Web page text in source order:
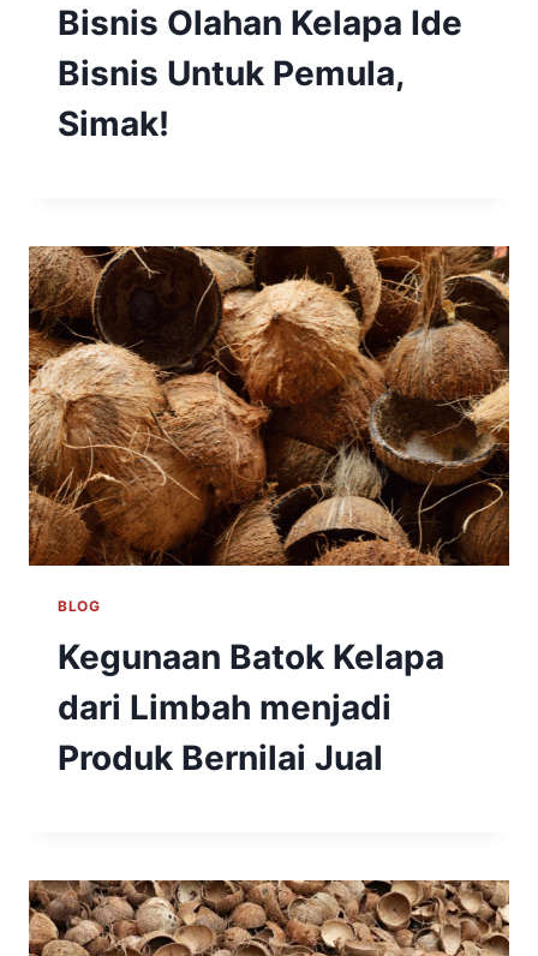
Bisnis Olahan Kelapa Ide
Bisnis Untuk Pemula,
Simak!
BLOG
Kegunaan Batok Kelapa
dari Limbah menjadi
Produk Bernilai Jual